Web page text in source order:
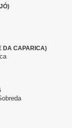
DA CAPARICA)